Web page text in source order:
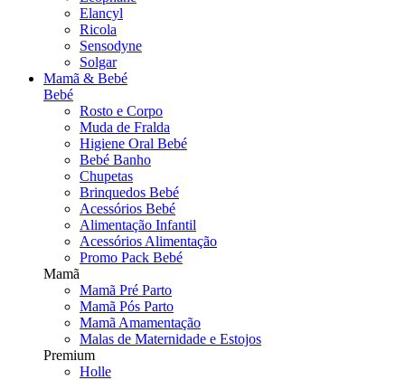
Elancyl
Ricola
Sensodyne
Solgar
Mamã & Bebé
Bebé
Rosto e Corpo
Muda de Fralda
Higiene Oral Bebé
Bebé Banho
Chupetas
Brinquedos Bebé
Acessórios Bebé
Alimentação Infantil
Acessórios Alimentação
Promo Pack Bebé
Mamã
Mamã Pré Parto
Mamã Pós Parto
Mamã Amamentação
Malas de Maternidade e Estojos
Premium
Holle